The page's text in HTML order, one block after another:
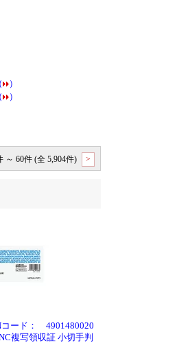
）
）
～ 60件 (全 5,904件) >
ード： 4901480020
複写領収証 小切手判